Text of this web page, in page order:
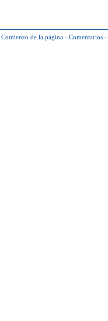
Comienzo de la página - Comentarios -